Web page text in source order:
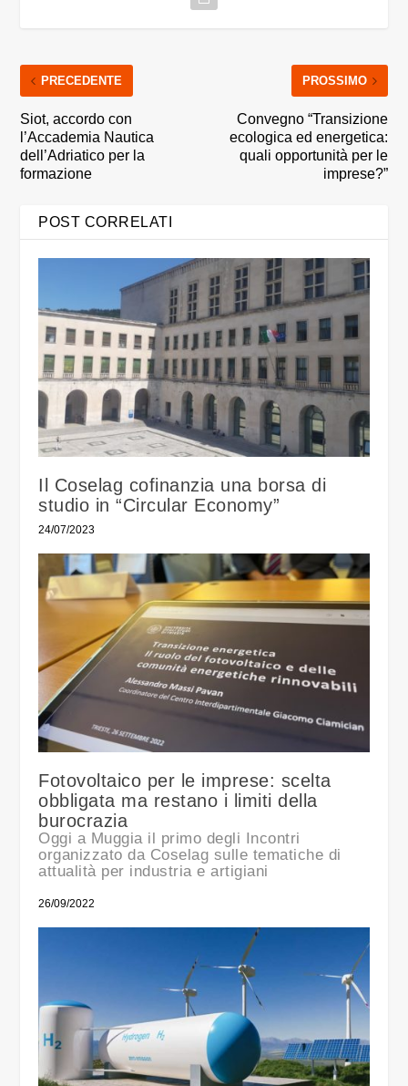
PRECEDENTE
Siot, accordo con
l’Accademia Nautica
dell’Adriatico per la
formazione
PROSSIMO
Convegno “Transizione
ecologica ed energetica:
quali opportunità per le
imprese?”
POST CORRELATI
Il Coselag cofinanzia una borsa di
studio in “Circular Economy”
24/07/2023
Fotovoltaico per le imprese: scelta
obbligata ma restano i limiti della
burocrazia
Oggi a Muggia il primo degli Incontri
organizzato da Coselag sulle tematiche di
attualità per industria e artigiani
26/09/2022